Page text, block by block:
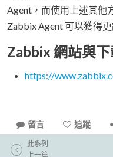
Agent，而使用上述其他
Zabbix Agent 可以獲得
Zabbix 網站與下
https://
留言 追蹤
此系列
上一篇